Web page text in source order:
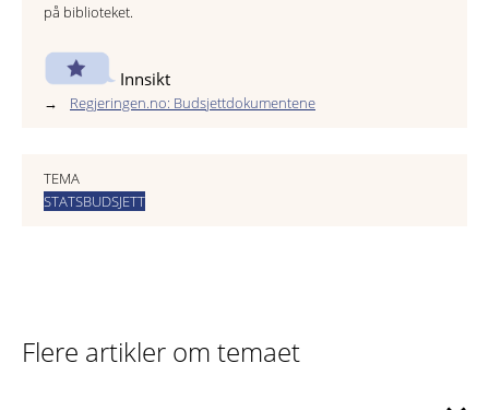
på biblioteket.
Innsikt
Regjeringen.no: Budsjettdokumentene
TEMA
STATSBUDSJETT
Flere artikler om temaet